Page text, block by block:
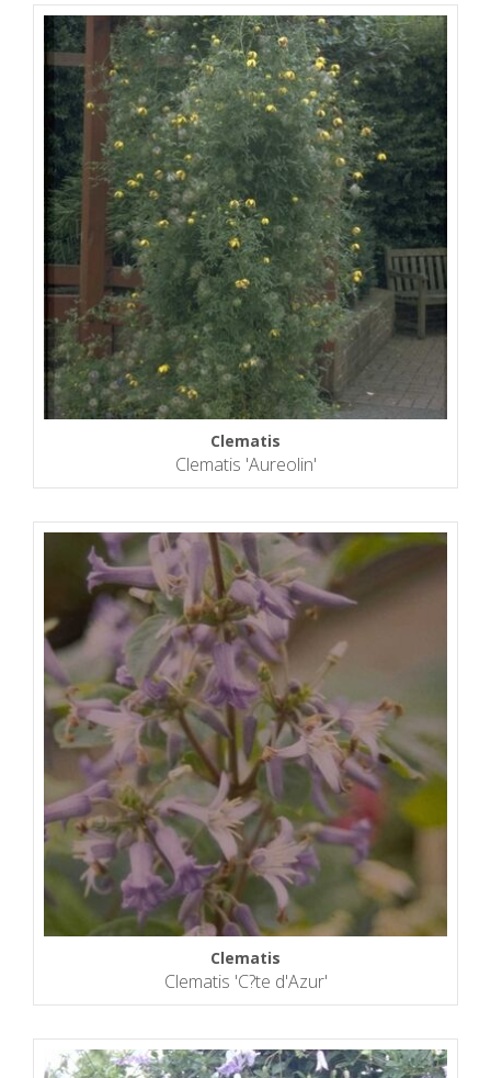
Clematis
Clematis 'Aureolin'
Clematis
Clematis 'C?te d'Azur'